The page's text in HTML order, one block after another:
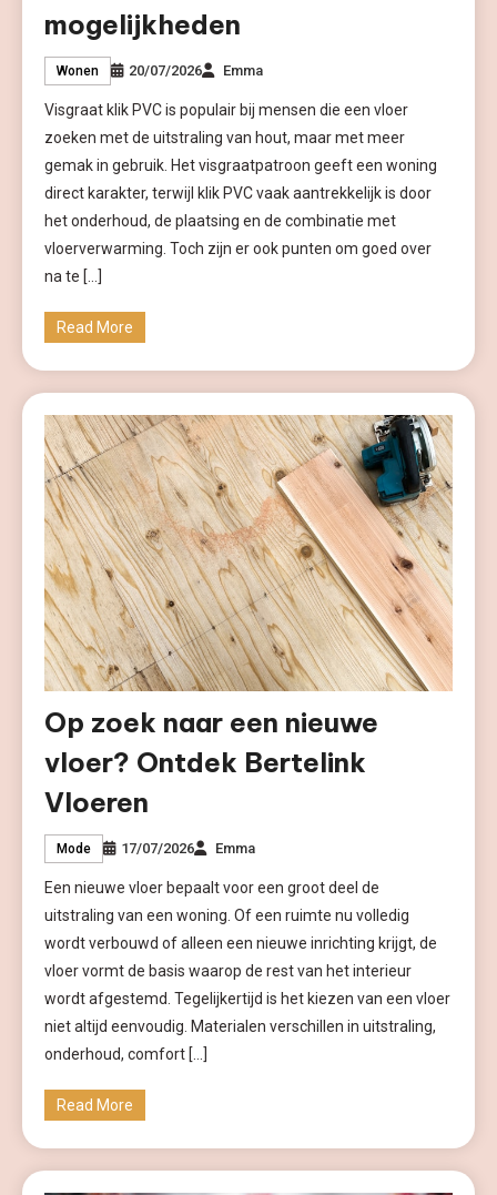
mogelijkheden
Wonen 20/07/2026 Emma
Visgraat klik PVC is populair bij mensen die een vloer
zoeken met de uitstraling van hout, maar met meer
gemak in gebruik. Het visgraatpatroon geeft een woning
direct karakter, terwijl klik PVC vaak aantrekkelijk is door
het onderhoud, de plaatsing en de combinatie met
vloerverwarming. Toch zijn er ook punten om goed over
na te […]
Read More
Op zoek naar een nieuwe
vloer? Ontdek Bertelink
Vloeren
Mode 17/07/2026 Emma
Een nieuwe vloer bepaalt voor een groot deel de
uitstraling van een woning. Of een ruimte nu volledig
wordt verbouwd of alleen een nieuwe inrichting krijgt, de
vloer vormt de basis waarop de rest van het interieur
wordt afgestemd. Tegelijkertijd is het kiezen van een vloer
niet altijd eenvoudig. Materialen verschillen in uitstraling,
onderhoud, comfort […]
Read More